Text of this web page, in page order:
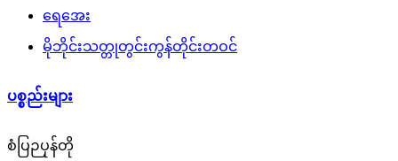
ရေအေး
မိုဘိုင်းသတ္တုတွင်းကွန်တိုင်းတဝင်
ပစ္စည်းများ
စံပြဉပုန်တို